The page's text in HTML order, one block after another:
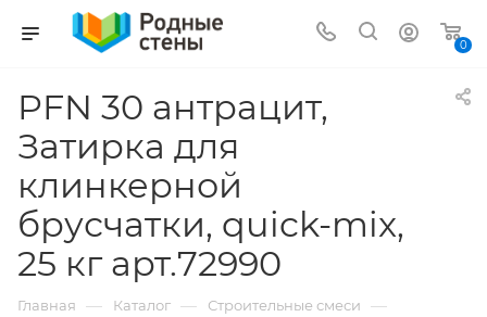
0
PFN 30 антрацит,
Затирка для
клинкерной
брусчатки, quick-mix,
25 кг арт.72990
Главная — Каталог — Строительные смеси —